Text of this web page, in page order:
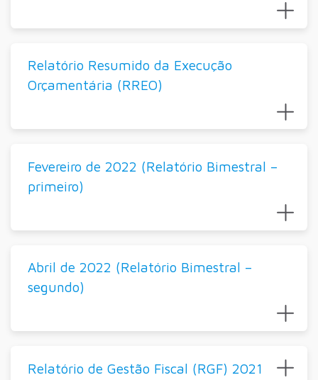
Relatório Resumido da Execução
Orçamentária (RREO)
Fevereiro de 2022 (Relatório Bimestral –
primeiro)
Abril de 2022 (Relatório Bimestral –
segundo)
Relatório de Gestão Fiscal (RGF) 2021